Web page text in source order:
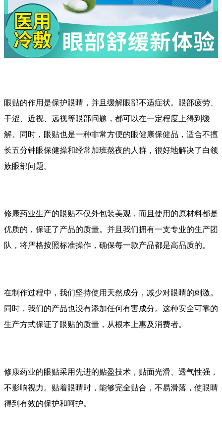
眼贴的作用是保护眼睛，并且缓解眼部不适症状。眼部疲劳、
干涩、近视、远视等眼部问题，都可以在一定程度上得到缓
解。同时，眼贴也是一种非常方便的眼健康保健品，适合不擅
长五分钟眼保健操和经常加班熬夜的人群，很好地解决了白领
族眼部问题。
修康药业生产的眼贴不仅外包装美观，而且使用的原材料都是
优质的，保证了产品的质量。并且我们拥有一支专业的生产团
队，将严格按照标准操作，确保每一款产品都是高品质的。
在制作过程中，我们坚持使用天然成分，减少对眼睛的刺激。
同时，我们的产品也没有添加任何有害成分。这种安全可靠的
生产方式保证了眼贴的质量，从根本上惠及消费者。
修康药业的眼贴采用先进的贴盈技术，贴面光滑、透气性强，
不影响视力。贴着眼睛时，能够完全贴合，不易滑落，使眼睛
得到有效的保护和呵护。